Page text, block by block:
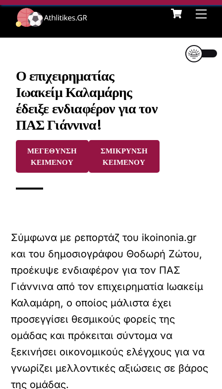
Skip
content
Cart
Ο επιχειρηματίας
Ιωακείμ Καλαμάρης
έδειξε ενδιαφέρον για τον
ΠΑΣ Γιάννινα!
ΜΕΓΕΘΥΝΣΗ
ΚΕΙΜΕΝΟΥ
ΣΜΙΚΡΥΝΣΗ
ΚΕΙΜΕΝΟΥ
Σύμφωνα με ρεπορτάζ του ikoinonia.gr
και του δημοσιογράφου Θοδωρή Ζώτου,
προέκυψε ενδιαφέρον για τον ΠΑΣ
Γιάννινα από τον επιχειρηματία Ιωακείμ
Καλαμάρη, ο οποίος μάλιστα έχει
προσεγγίσει θεσμικούς φορείς της
ομάδας και πρόκειται σύντομα να
ξεκινήσει οικονομικούς ελέγχους για να
γνωρίζει μελλοντικές αξιώσεις σε βάρος
της ομάδας.